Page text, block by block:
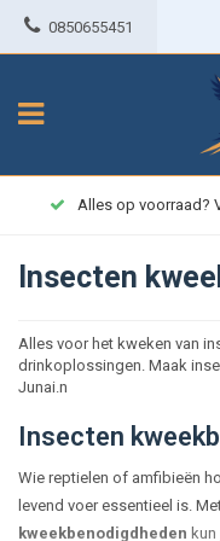
0850655451
Alles op voorraad?
Insecten
Alles voor het kweken van
drinkoplossingen. Maak
Junai.n
Insecten
Wie reptielen of amfibieën
levend voer essentieel is.
kweekbenodigdheden